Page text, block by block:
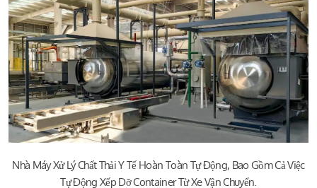
Nhà Máy Xử Lý Chất Thải Y Tế Hoàn Toàn Tự Động, Bao Gồm Cả Việc
Tự Động Xếp Dỡ Container Từ Xe Vận Chuyển.